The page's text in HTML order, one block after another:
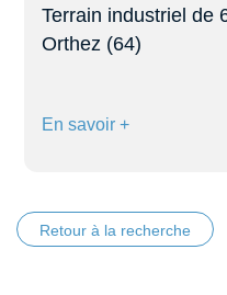
Terrain industriel de
Orthez (64)
En savoir +
Retour à la recherche